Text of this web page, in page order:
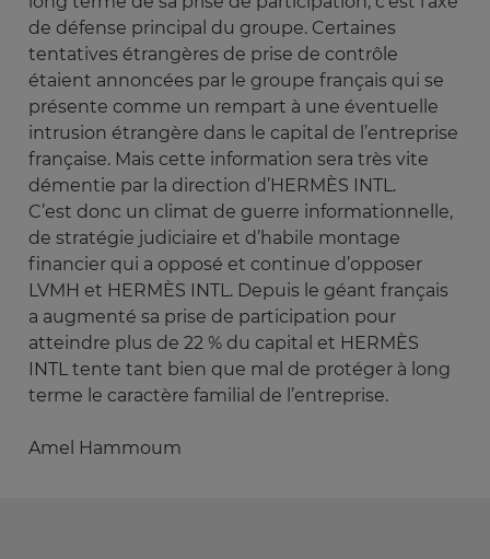
de défense principal du groupe. Certaines
tentatives étrangères de prise de contrôle
étaient annoncées par le groupe français qui se
présente comme un rempart à une éventuelle
intrusion étrangère dans le capital de l’entreprise
française. Mais cette information sera très vite
démentie par la direction d’HERMÈS INTL.
C’est donc un climat de guerre informationnelle,
de stratégie judiciaire et d’habile montage
financier qui a opposé et continue d’opposer
LVMH et HERMÈS INTL. Depuis le géant français
a augmenté sa prise de participation pour
atteindre plus de 22 % du capital et HERMÈS
INTL tente tant bien que mal de protéger à long
terme le caractère familial de l’entreprise.
Amel Hammoum